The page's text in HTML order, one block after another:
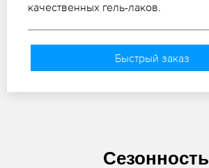
качественных гель-лаков.
Быстрый заказ
Сезонность